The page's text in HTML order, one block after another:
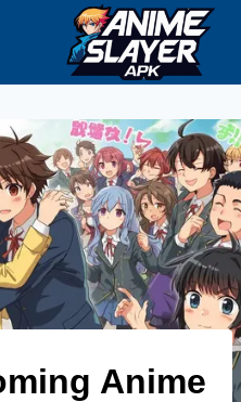
التجاوز
المحتوى
Anime